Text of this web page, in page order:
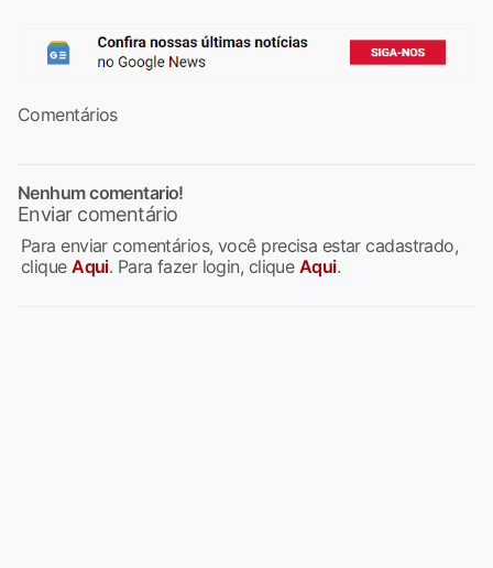
Comentários
Nenhum comentario!
Enviar comentário
Para enviar comentários, você precisa estar cadastrado,
cliqueAqui. Para fazer login, clique Aqui.